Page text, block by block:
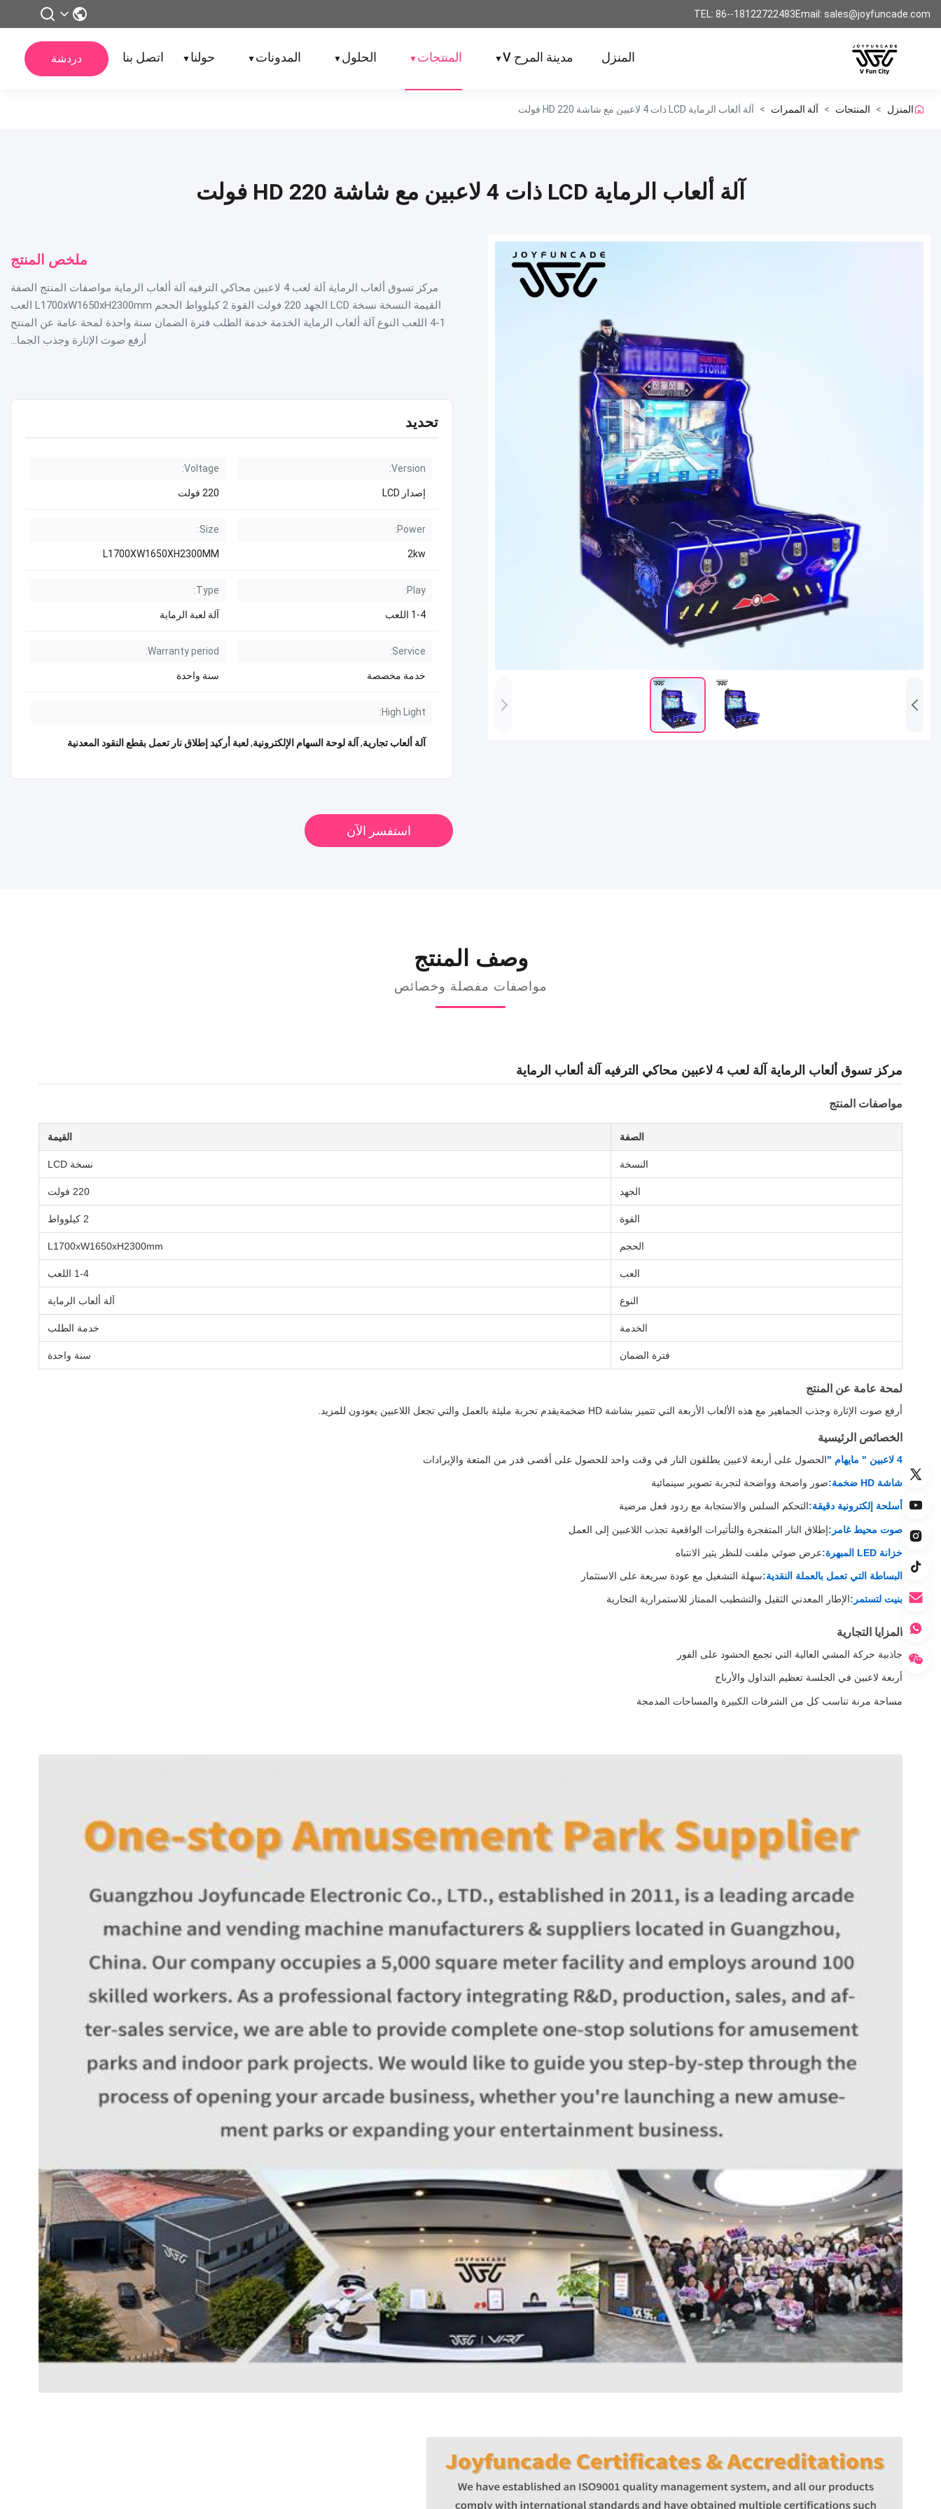
Email: sales@joyfuncade.com
TEL: 86--18122722483
المنزل مدينة المرح V ▼ المنتجات ▼ الحلول ▼ المدونات ▼ حولنا ▼ اتصل بنا دردشة
المنزل > المنتجات > آلة الممرات > آلة ألعاب الرماية LCD ذات 4 لاعبين مع شاشة HD 220 فولت
آلة ألعاب الرماية LCD ذات 4 لاعبين مع شاشة HD 220 فولت
ملخص المنتج
مركز تسوق ألعاب الرماية آلة لعب 4 لاعبين محاكي الترفيه آلة ألعاب الرماية مواصفات المنتج الصفة
القيمة النسخة نسخة LCD الجهد 220 فولت القوة 2 كيلوواط الحجم L1700xW1650xH2300mm العب
1-4 اللعب النوع آلة ألعاب الرماية الخدمة خدمة الطلب فترة الضمان سنة واحدة لمحة عامة عن المنتج
أرفع صوت الإثارة وجذب الجما...
تحديد
Version:
إصدار LCD
Voltage:
220 فولت
Power:
2kw
Size:
L1700XW1650XH2300MM
Play:
1-4 اللعب
Type:
آلة لعبة الرماية
Service:
خدمة مخصصة
Warranty period:
سنة واحدة
High Light:
آلة ألعاب تجارية, آلة لوحة السهام الإلكترونية,لعبة أركيد إطلاق نار تعمل بقطع النقود المعدنية
استفسر الآن
وصف المنتج
مواصفات مفصلة وخصائص
مركز تسوق ألعاب الرماية آلة لعب 4 لاعبين محاكي الترفيه آلة ألعاب الرماية
مواصفات المنتج
الصفة القيمة
النسخة نسخة LCD
الجهد 220 فولت
القوة 2 كيلوواط
الحجم L1700xW1650xH2300mm
العب 1-4 اللعب
النوع آلة ألعاب الرماية
الخدمة خدمة الطلب
فترة الضمان سنة واحدة
لمحة عامة عن المنتج
أرفع صوت الإثارة وجذب الجماهير مع هذه الألعاب الأربعة التي تتميز بشاشة HD ضخمةيقدم تجربة مليئة بالعمل والتي تجعل اللاعبين يعودون للمزيد.
الخصائص الرئيسية
4 لاعبين " مايهام " الحصول على أربعة لاعبين يطلقون النار في وقت واحد للحصول على أقصى قدر من المتعة والإيرادات
شاشة HD ضخمة: صور واضحة وواضحة لتجربة تصوير سينمائية
أسلحة إلكترونية دقيقة:التحكم السلس والاستجابة مع ردود فعل مرضية
صوت محيط غامر:إطلاق النار المتفجرة والتأثيرات الواقعية تجذب اللاعبين إلى العمل
خزانة LED المبهرة: عرض ضوئي ملفت للنظر يثير الانتباه
البساطة التي تعمل بالعملة النقدية:سهلة التشغيل مع عودة سريعة على الاستثمار
بنيت لتستمر:الإطار المعدني الثقيل والتشطيب الممتاز للاستمرارية التجارية
المزايا التجارية
جاذبية حركة المشي العالية التي تجمع الحشود على الفور
أربعة لاعبين في الجلسة تعظيم التداول والأرباح
مساحة مرنة تناسب كل من الشرفات الكبيرة والمساحات المدمجة